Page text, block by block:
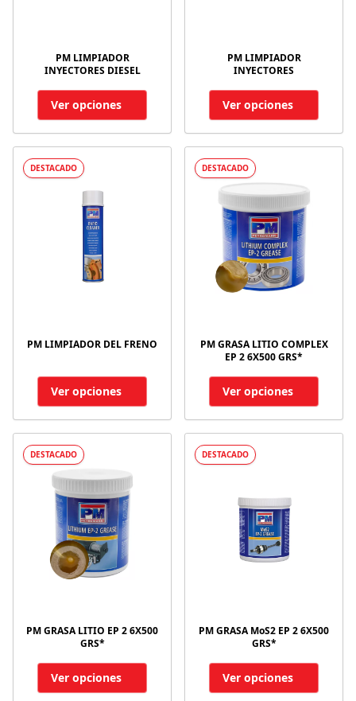
PM LIMPIADOR
INYECTORES DIESEL
Ver opciones
PM LIMPIADOR
INYECTORES
Ver opciones
DESTACADO
PM LIMPIADOR DEL FRENO
Ver opciones
DESTACADO
PM GRASA LITIO COMPLEX
EP 2 6X500 GRS*
Ver opciones
DESTACADO
PM GRASA LITIO EP 2 6X500
GRS*
Ver opciones
DESTACADO
PM GRASA MoS2 EP 2 6X500
GRS*
Ver opciones